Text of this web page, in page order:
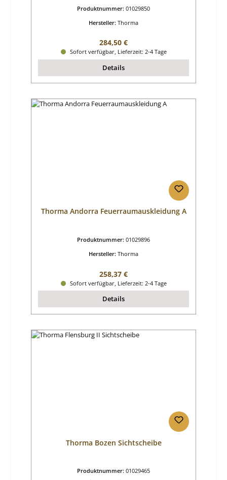
Produktnummer: 01029850
Hersteller: Thorma
Regulärer Preis:
284,50 €
Sofort verfügbar, Lieferzeit: 2-4 Tage
Details
Thorma Andorra Feuerraumauskleidung A
Produktnummer: 01029896
Hersteller: Thorma
Regulärer Preis:
258,37 €
Sofort verfügbar, Lieferzeit: 2-4 Tage
Details
Thorma Bozen Sichtscheibe
Produktnummer: 01029465